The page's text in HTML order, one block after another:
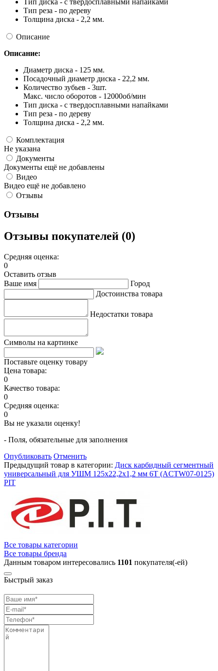
Тип диска - с твердосплавными напайками
Тип реза - по дереву
Толщина диска - 2,2 мм.
Описание
Описание:
Диаметр диска - 125 мм.
Посадочный диаметр диска - 22,2 мм.
Количество зубьев - 3шт.
Макс. число оборотов - 12000об/мин
Тип диска - с твердосплавными напайками
Тип реза - по дереву
Толщина диска - 2,2 мм.
Комплектация
Не указана
Документы
Документы ещё не добавлены
Видео
Видео ещё не добавлено
Отзывы
Отзывы
Отзывы покупателей (0)
Средняя оценка:
0
Оставить отзыв
Ваше имя
Город
Достоинства товара
Недостатки товара
Символы на картинке
Поставьте оценку товару
Цена товара:
0
Качество товара:
0
Средняя оценка:
0
Вы не указали оценку!
- Поля, обязательные для заполнения
Опубликовать Отменить
Предыдущий товар в категории: Диск карбидный сегментный
универсальный для УШМ 125x22,2x1,2 мм 6T (ACTW07-0125)
PIT
Все товары категории
Все товары бренда
Данным товаром интересовались 1101 покупателя(-ей)
Быстрый заказ